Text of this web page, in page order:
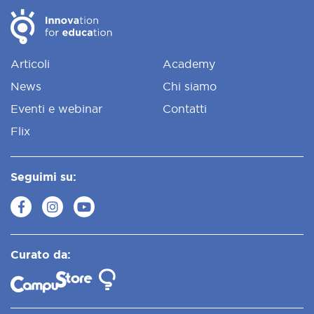
Articoli
News
Eventi e webinar
Flix
Academy
Chi siamo
Contatti
Seguimi su:
Curato da: